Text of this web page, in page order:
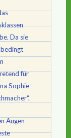
Da sie
für
Sophie
Augen